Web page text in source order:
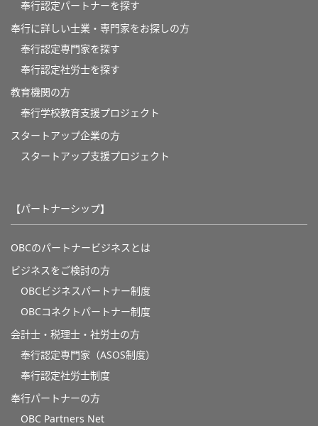
奉行認定パートナーを探す
奉行に詳しい士業・専門家をお探しの方
奉行認定専門家を探す
奉行認定社労士を探す
教育機関の方
奉⾏学校教育⽀援プロジェクト
スタートアップ企業の方
スタートアップ支援プロジェクト
【パートナーシップ】
OBCのパートナービジネスとは
ビジネスをご検討の方
OBCビジネスパートナー制度
OBCコネクトパートナー制度
会計士・税理士・社労士の方
奉行認定専門家（ASOS制度）
奉行認定社労士制度
奉行パートナーの方
OBC Partners Net